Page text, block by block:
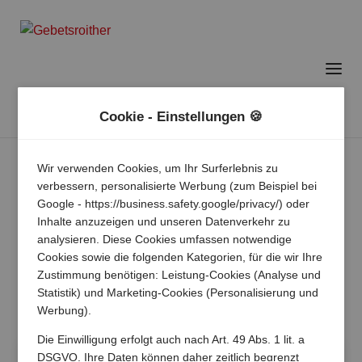
Cookie - Einstellungen 🍪
Wir verwenden Cookies, um Ihr Surferlebnis zu
verbessern, personalisierte Werbung (zum Beispiel bei
Google - https://business.safety.google/privacy/) oder
Inhalte anzuzeigen und unseren Datenverkehr zu
analysieren. Diese Cookies umfassen notwendige
Cookies sowie die folgenden Kategorien, für die wir Ihre
Zustimmung benötigen: Leistung-Cookies (Analyse und
Statistik) und Marketing-Cookies (Personalisierung und
Werbung).
Die Einwilligung erfolgt auch nach Art. 49 Abs. 1 lit. a
DSGVO. Ihre Daten können daher zeitlich begrenzt